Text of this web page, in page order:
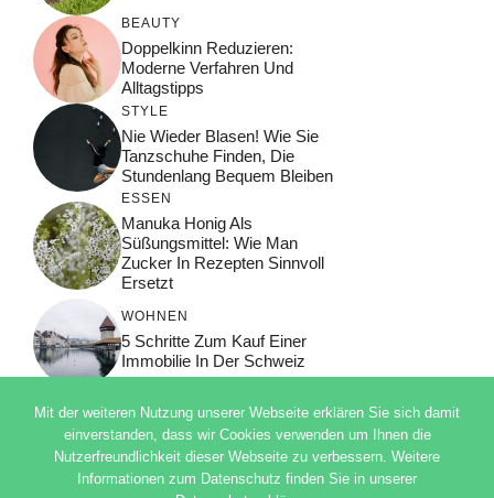
BEAUTY
Doppelkinn Reduzieren:
Moderne Verfahren Und
Alltagstipps
STYLE
Nie Wieder Blasen! Wie Sie
Tanzschuhe Finden, Die
Stundenlang Bequem Bleiben
ESSEN
Manuka Honig Als
Süßungsmittel: Wie Man
Zucker In Rezepten Sinnvoll
Ersetzt
WOHNEN
5 Schritte Zum Kauf Einer
Immobilie In Der Schweiz
© 2026 ADSIMPLE
DATENSCHUTZERKLÄRUNG
Mit der weiteren Nutzung unserer Webseite erklären Sie sich damit
einverstanden, dass wir Cookies verwenden um Ihnen die
Nutzerfreundlichkeit dieser Webseite zu verbessern. Weitere
Informationen zum Datenschutz finden Sie in unserer